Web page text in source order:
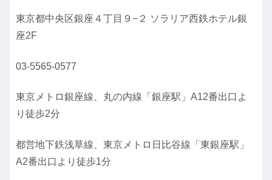
東京都中央区銀座４丁目９−２ ソラリア西鉄ホテル銀
座2F
03-5565-0577
東京メトロ銀座線、丸の内線「銀座駅」A12番出口よ
り徒歩2分
都営地下鉄浅草線、東京メトロ日比谷線「東銀座駅」
A2番出口より徒歩1分